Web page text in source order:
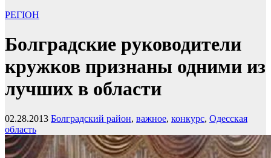
РЕГІОН
Болградские руководители
кружков признаны одними из
лучших в области
02.28.2013 Болградский район, важное, конкурс, Одесская
область